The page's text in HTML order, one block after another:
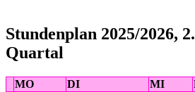
Stundenplan 2025/2026,
Quartal
MO DI MI